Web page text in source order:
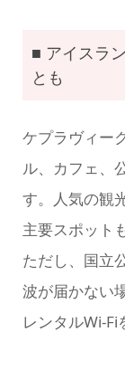
■ アイスラ
とも
ケプラヴィー
ル、カフェ、
す。人気の観
主要スポット
ただし、国立
波が届かない
レンタルWi-Fi